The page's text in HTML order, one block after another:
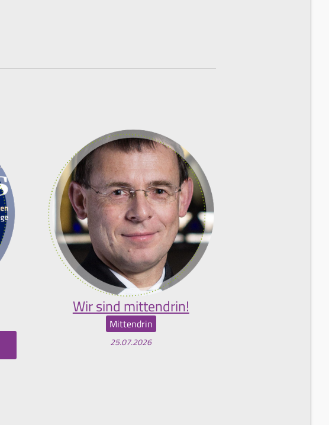
Wir sind mittendrin!
Mittendrin
25.07.2026